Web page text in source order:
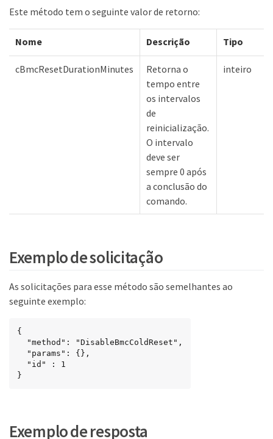
Este método tem o seguinte valor de retorno:
Nome Descrição Tipo
cBmcResetDurationMinutes
Retorna o
tempo entre
os intervalos
de
reinicialização.
O intervalo
deve ser
sempre 0 após
a conclusão do
comando.
inteiro
Exemplo de solicitação
As solicitações para esse método são semelhantes ao
seguinte exemplo:
{
}
Exemplo de resposta